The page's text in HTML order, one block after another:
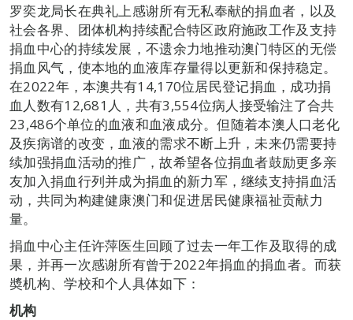
罗奕龙局长在典礼上感谢所有无私奉献的捐血者，以及
社会各界、团体机构持续配合特区政府施政工作及支持
捐血中心的持续发展，不遗余力地推动澳门特区的无偿
捐血风气，使本地的血液库存量得以更新和保持稳定。
在2022年，本澳共有14,170位居民登记捐血，成功捐
血人数有12,681人，共有3,554位病人接受输注了合共
23,486个单位的血液和血液成分。但随着本澳人口老化
及疾病谱的改变，血液的需求不断上升，未来仍需要持
续加强捐血活动的推广，故希望各位捐血者鼓励更多亲
友加入捐血行列并成为捐血的新力军，继续支持捐血活
动，共同为构建健康澳门和促进居民健康福祉贡献力
量。
捐血中心主任许萍医生回顾了过去一年工作及取得的成
果，并再一次感谢所有曾于2022年捐血的捐血者。而获
奬机构、学校和个人具体如下：
机构